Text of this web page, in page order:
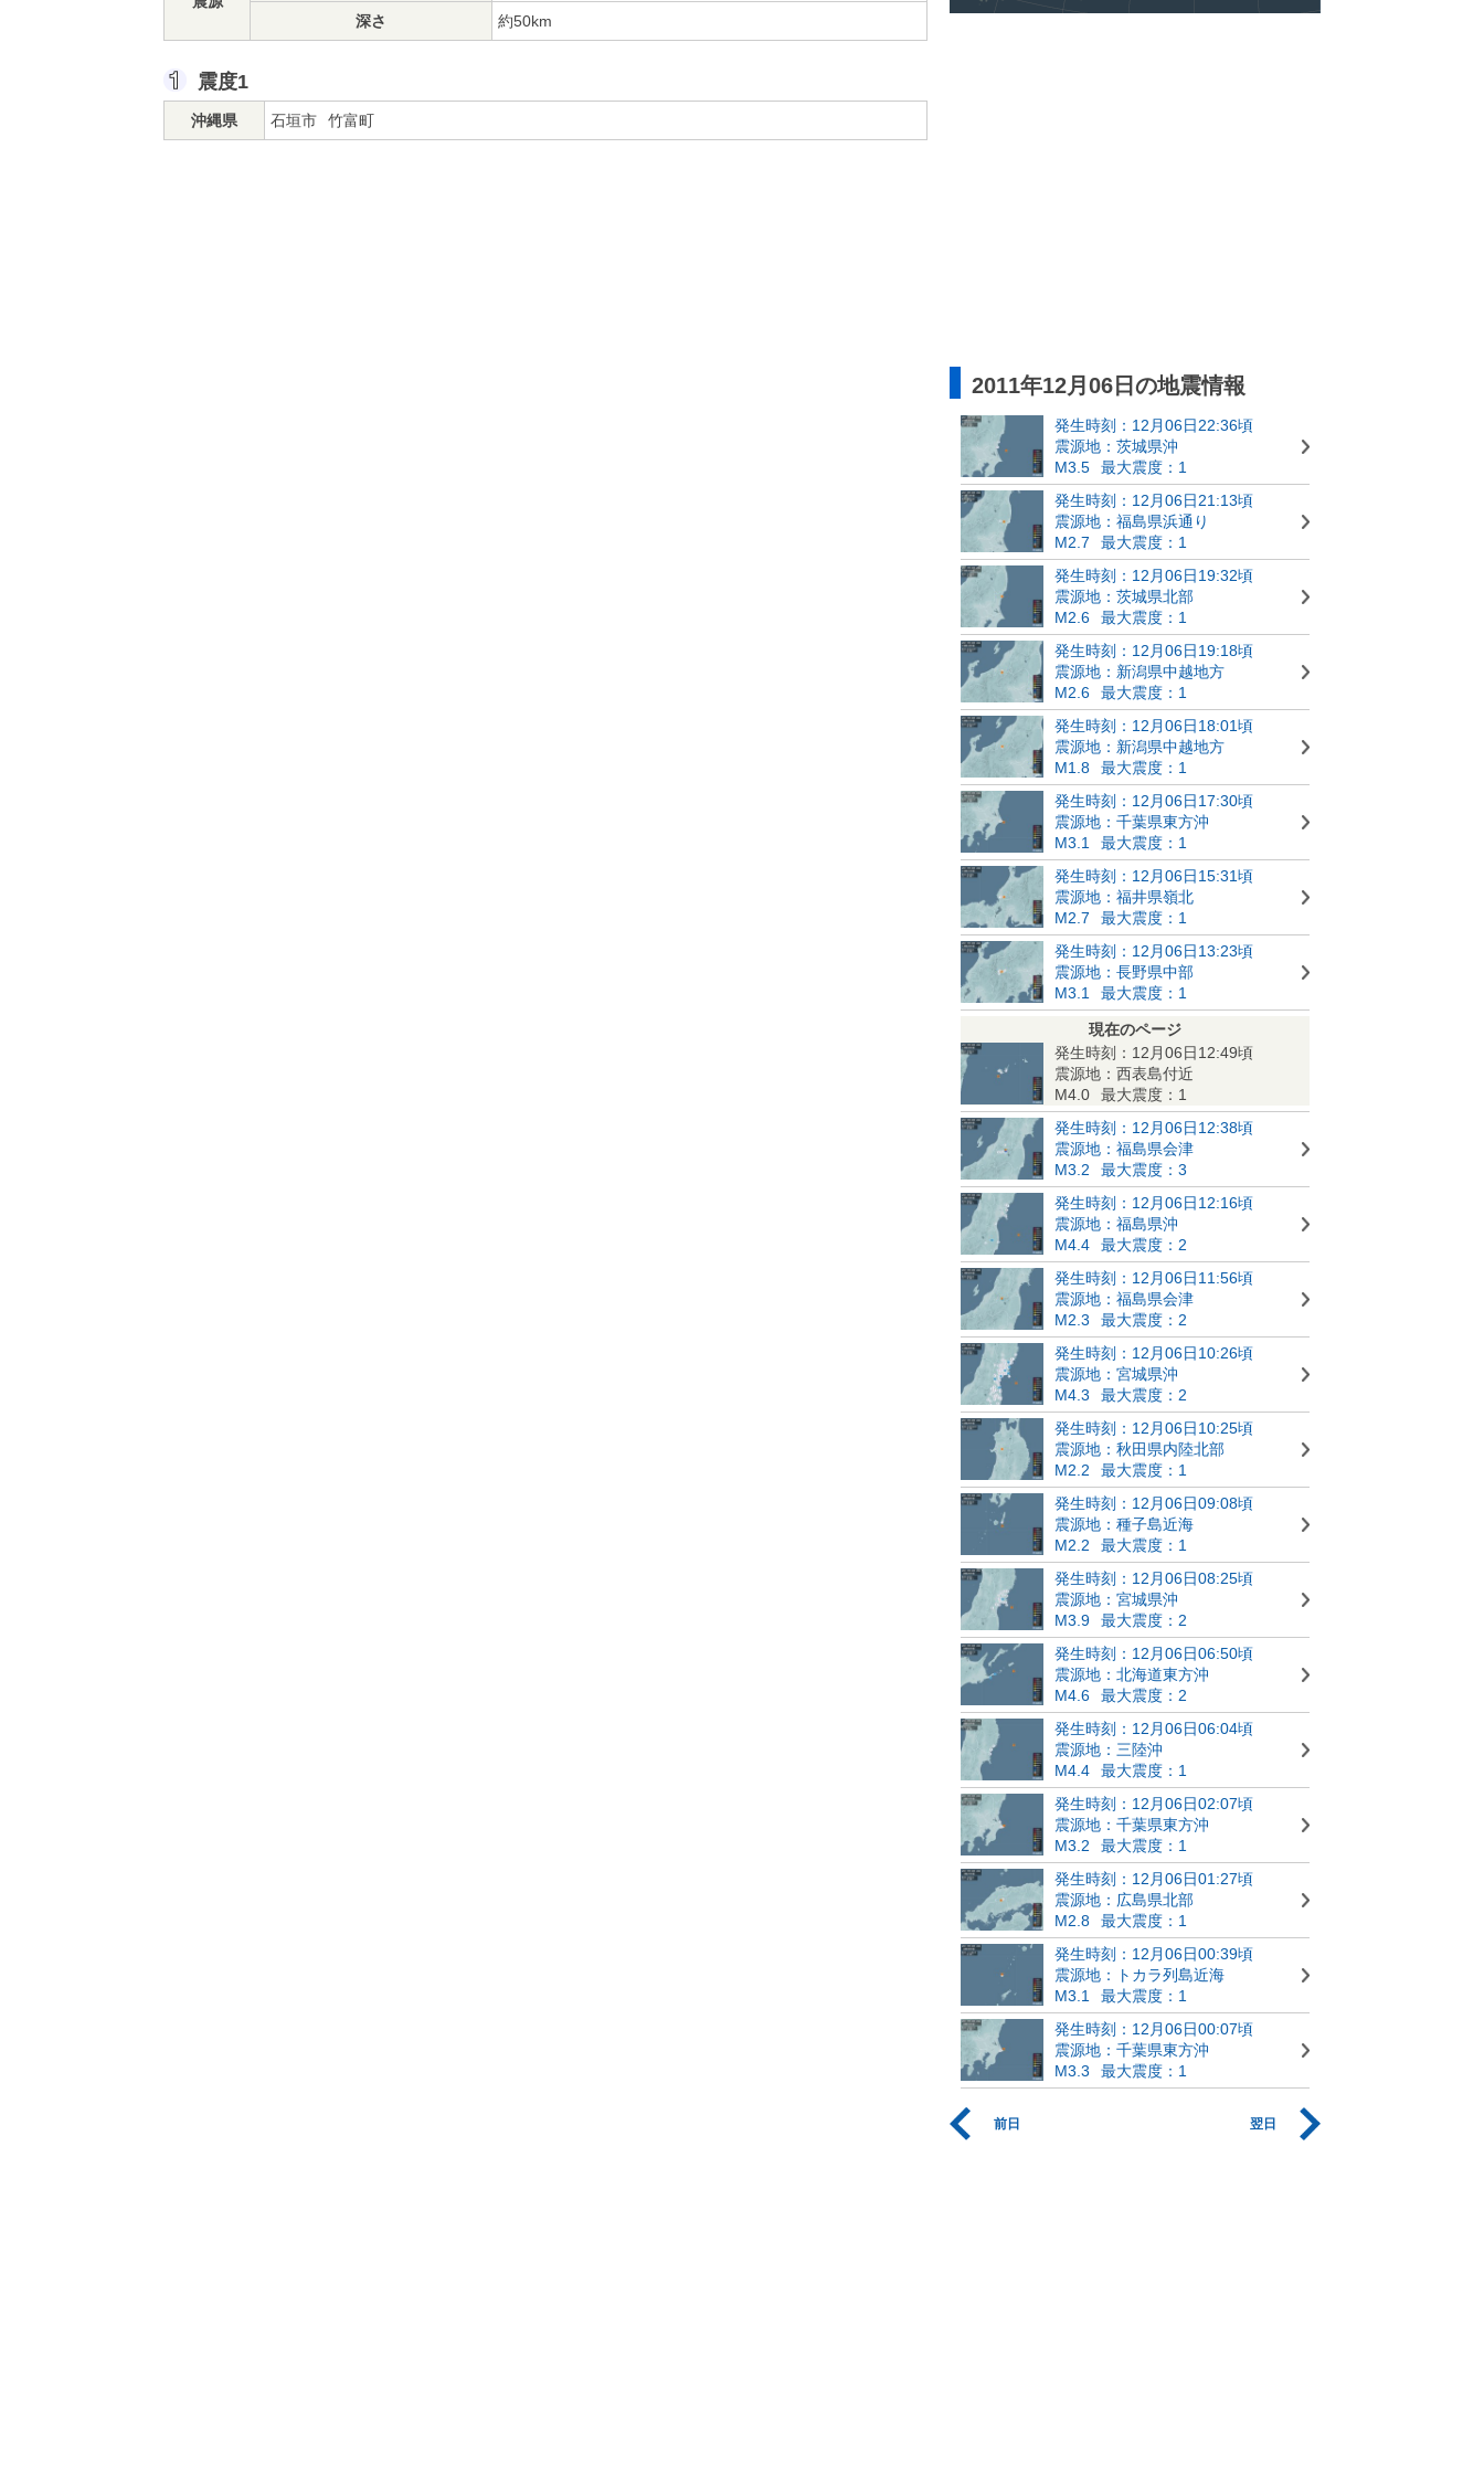
深さ
約50km
震度1
沖縄県 石垣市 竹富町
2011年12月06日の地震情報
発生時刻：12月06日22:36頃
震源地：茨城県沖
M3.5
最大震度：1
発生時刻：12月06日21:13頃
震源地：福島県浜通り
M2.7
最大震度：1
発生時刻：12月06日19:32頃
震源地：茨城県北部
M2.6
最大震度：1
発生時刻：12月06日19:18頃
震源地：新潟県中越地方
M2.6
最大震度：1
発生時刻：12月06日18:01頃
震源地：新潟県中越地方
M1.8
最大震度：1
発生時刻：12月06日17:30頃
震源地：千葉県東方沖
M3.1
最大震度：1
発生時刻：12月06日15:31頃
震源地：福井県嶺北
M2.7
最大震度：1
発生時刻：12月06日13:23頃
震源地：長野県中部
M3.1
最大震度：1
現在のページ
発生時刻：12月06日12:49頃
震源地：西表島付近
M4.0
最大震度：1
発生時刻：12月06日12:38頃
震源地：福島県会津
M3.2
最大震度：3
発生時刻：12月06日12:16頃
震源地：福島県沖
M4.4
最大震度：2
発生時刻：12月06日11:56頃
震源地：福島県会津
M2.3
最大震度：2
発生時刻：12月06日10:26頃
震源地：宮城県沖
M4.3
最大震度：2
発生時刻：12月06日10:25頃
震源地：秋田県内陸北部
M2.2
最大震度：1
発生時刻：12月06日09:08頃
震源地：種子島近海
M2.2
最大震度：1
発生時刻：12月06日08:25頃
震源地：宮城県沖
M3.9
最大震度：2
発生時刻：12月06日06:50頃
震源地：北海道東方沖
M4.6
最大震度：2
発生時刻：12月06日06:04頃
震源地：三陸沖
M4.4
最大震度：1
発生時刻：12月06日02:07頃
震源地：千葉県東方沖
M3.2
最大震度：1
発生時刻：12月06日01:27頃
震源地：広島県北部
M2.8
最大震度：1
発生時刻：12月06日00:39頃
震源地：トカラ列島近海
M3.1
最大震度：1
発生時刻：12月06日00:07頃
震源地：千葉県東方沖
M3.3
最大震度：1
前日 翌日